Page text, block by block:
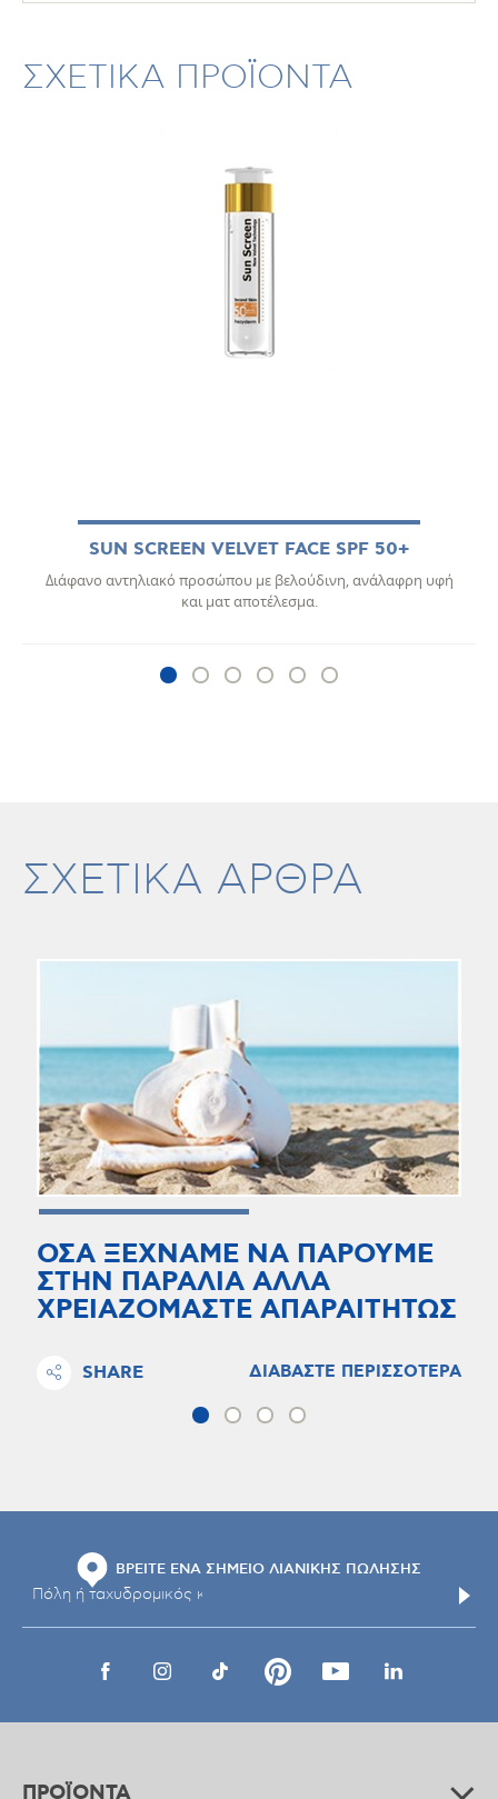
ΣΧΕΤΙΚΑ ΠΡΟΪΟΝΤΑ
SUN SCREEN VELVET FACE SPF 50+
Διάφανο αντηλιακό προσώπου με βελούδινη, ανάλαφρη υφή
και ματ αποτέλεσμα.
ΣΧΕΤΙΚΑ ΑΡΘΡΑ
ΟΣΑ ΞΕΧΝΑΜΕ ΝΑ ΠΑΡΟΥΜΕ
ΣΤΗΝ ΠΑΡΑΛΙΑ ΑΛΛΑ
ΧΡΕΙΑΖΟΜΑΣΤΕ ΑΠΑΡΑΙΤΗΤΩΣ
SHARE ΔΙΑΒΑΣΤΕ ΠΕΡΙΣΣΟΤΕΡΑ
ΒΡΕΙΤΕ ΕΝΑ ΣΗΜΕΙΟ ΛΙΑΝΙΚΗΣ ΠΩΛΗΣΗΣ